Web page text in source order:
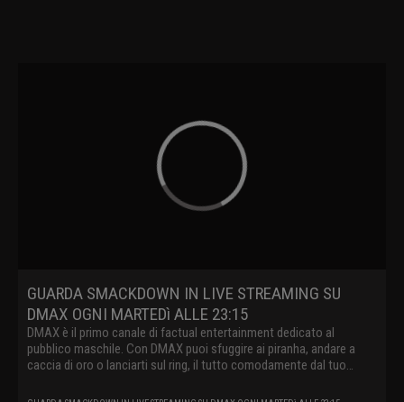
GUARDA SMACKDOWN IN LIVE STREAMING SU
DMAX OGNI MARTEDì ALLE 23:15
DMAX è il primo canale di factual entertainment dedicato al
pubblico maschile. Con DMAX puoi sfuggire ai piranha, andare a
caccia di oro o lanciarti sul ring, il tutto comodamente dal tuo